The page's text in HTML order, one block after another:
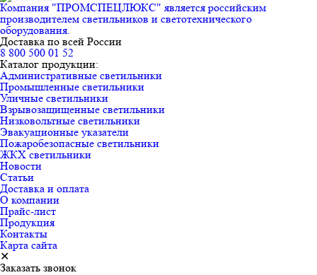
Компания "ПРОМСПЕЦЛЮКС" является российским
производителем светильников и светотехнического
оборудования.
Доставка по всей России
8 800 500 01 52
Каталог продукции:
Административные светильники
Промышленные светильники
Уличные светильники
Взрывозащищенные светильники
Низковольтные светильники
Эвакуационные указатели
Пожаробезопасные светильники
ЖКХ светильники
Новости
Статьи
Доставка и оплата
О компании
Прайс-лист
Продукция
Контакты
Карта сайта
✕
Заказать звонок